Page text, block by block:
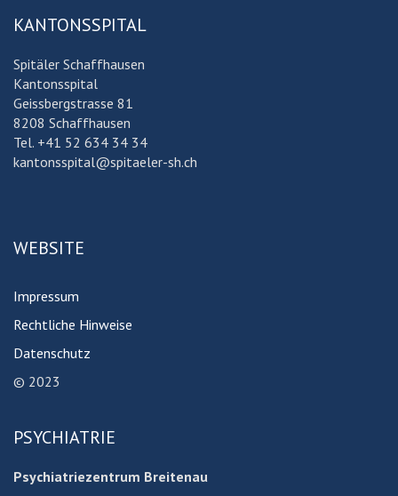
KANTONSSPITAL
Spitäler Schaffhausen
Kantonsspital
Geissbergstrasse 81
8208 Schaffhausen
Tel. +41 52 634 34 34
kantonsspital@spitaeler-sh.ch
WEBSITE
Impressum
Rechtliche Hinweise
Datenschutz
© 2023
PSYCHIATRIE
Psychiatriezentrum Breitenau